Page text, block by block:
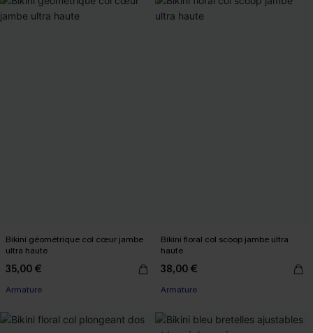
Bikini géométrique col cœur jambe
ultra haute
35,00 €
Armature
Bikini floral col scoop jambe ultra
haute
38,00 €
Armature